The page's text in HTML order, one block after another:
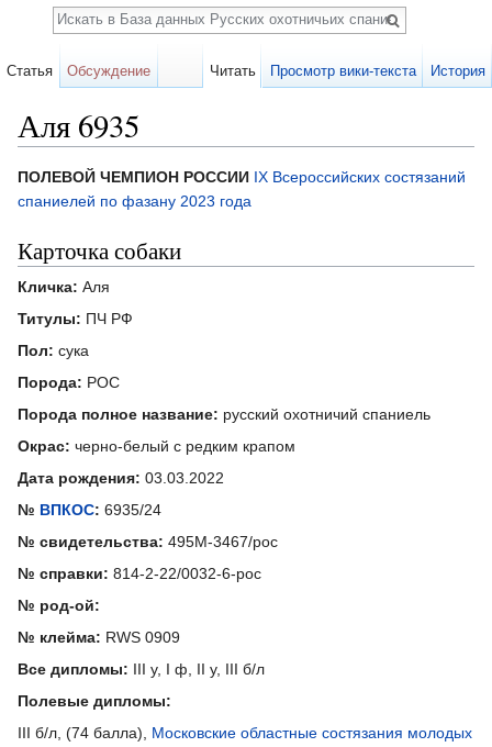
Аля 6935
ПОЛЕВОЙ ЧЕМПИОН РОССИИ IX Всероссийских состязаний
спаниелей по фазану 2023 года
Карточка собаки
Кличка: Аля
Титулы: ПЧ РФ
Пол: сука
Порода: РОС
Порода полное название: русский охотничий спаниель
Окрас: черно-белый с редким крапом
Дата рождения: 03.03.2022
№ ВПКОС: 6935/24
№ свидетельства: 495М-3467/рос
№ справки: 814-2-22/0032-6-рос
№ род-ой:
№ клейма: RWS 0909
Все дипломы: III у, I ф, II у, III б/л
Полевые дипломы:
III б/л, (74 балла), Московские областные состязания молодых
Статья Обсуждение Читать Просмотр вики-текста История
Поиск